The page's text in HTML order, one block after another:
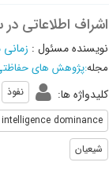
اشراف اطلاعاتی
نویسنده مسئول :
مجله:پژوهش های
کلیدواژه ها: نفوذ
intelligence dominance
شیعیان